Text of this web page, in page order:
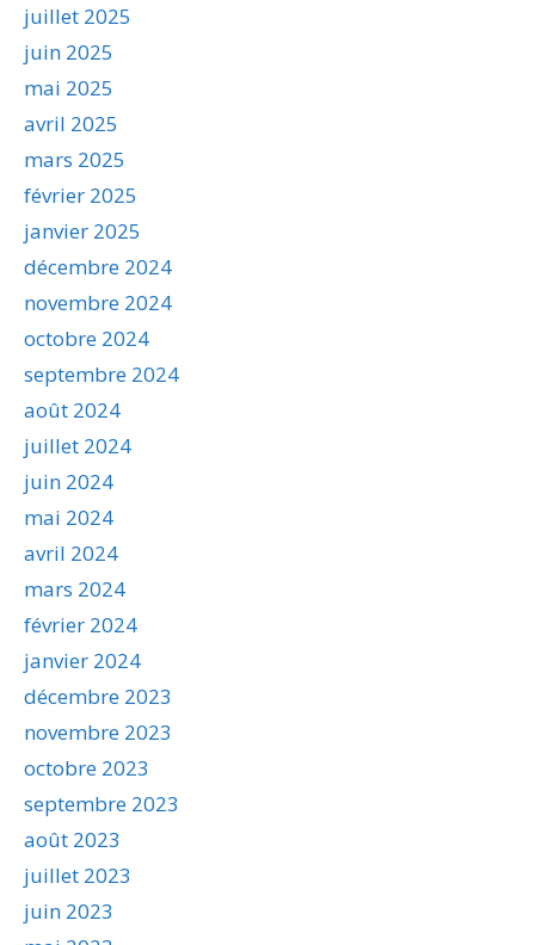
juillet 2025
juin 2025
mai 2025
avril 2025
mars 2025
février 2025
janvier 2025
décembre 2024
novembre 2024
octobre 2024
septembre 2024
août 2024
juillet 2024
juin 2024
mai 2024
avril 2024
mars 2024
février 2024
janvier 2024
décembre 2023
novembre 2023
octobre 2023
septembre 2023
août 2023
juillet 2023
juin 2023